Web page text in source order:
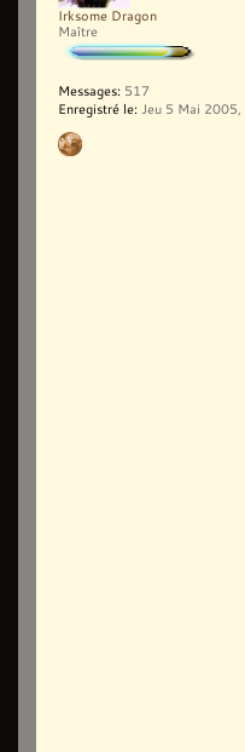
Irksome Dragon
Maître
Messages: 517
Enregistré le: Jeu 5 Mai